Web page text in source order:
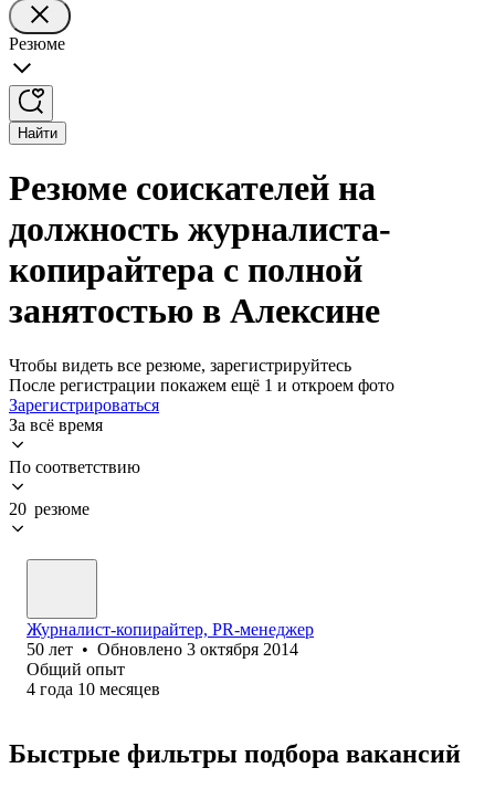
Резюме
Найти
Резюме соискателей на
должность журналиста-
копирайтера с полной
занятостью в Алексине
Чтобы видеть все резюме, зарегистрируйтесь
После регистрации покажем ещё 1 и откроем фото
Зарегистрироваться
За всё время
По соответствию
20 резюме
Журналист-копирайтер, PR-менеджер
50 лет • Обновлено 3 октября 2014
Общий опыт
4 года 10 месяцев
Быстрые фильтры подбора вакансий